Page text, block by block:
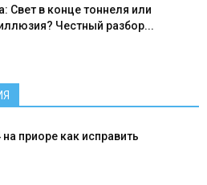
Свет в конце тоннеля или
Честный разбор...
приоре как исправить